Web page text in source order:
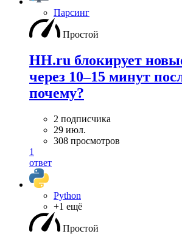
Парсинг
Простой
HH.ru блокирует
через 10–15 минут
почему?
2 подписчика
29 июл.
308 просмотров
1
ответ
Python
+1 ещё
Простой